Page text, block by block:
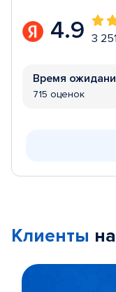
4.9 3
Время
715 оценок
Клиенты